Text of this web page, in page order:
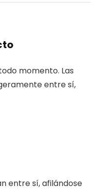
momento. Las
entre sí,
entre sí, afilándose